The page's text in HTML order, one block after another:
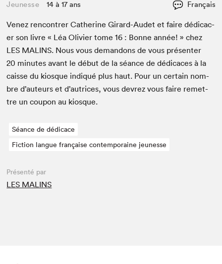
Jeunesse 14 à 17 ans Français
Venez ren­con­tr­er Cather­ine Girard-Audet et faire dédi­cac­
er son livre « Léa Olivi­er tome16 : Bonne année! » chez
LES MALINS. Nous vous deman­dons de vous présen­ter
20 min­utes avant le début de la séance de dédi­caces à la
caisse du kiosque indiqué plus haut. Pour un cer­tain nom­
bre d’auteurs et d’autrices, vous devrez vous faire remet­
tre un coupon au kiosque.
Séance de dédicace
Fiction langue française contemporaine jeunesse
Présenté par
LES MALINS